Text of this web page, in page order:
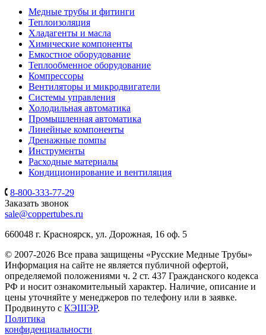
Медные трубы и фитинги
Теплоизоляция
Хладагенты и масла
Химические компоненты
Емкостное оборудование
Теплообменное оборудование
Компрессоры
Вентиляторы и микродвигатели
Системы управления
Холодильная автоматика
Промышленная автоматика
Линейные компоненты
Дренажные помпы
Инструменты
Расходные материалы
Кондиционирование и вентиляция
8-800-333-77-29
Заказать звонок
sale@coppertubes.ru
660048 г. Красноярск, ул. Дорожная, 16 оф. 5
© 2007-2026 Все права защищены «Русские Медные Трубы»
Информация на сайте не является публичной офертой,
определяемой положениями ч. 2 ст. 437 Гражданского кодекса
РФ и носит ознакомительный характер. Наличие, описание и
цены уточняйте у менеджеров по телефону или в заявке.
Продвинуто с КЭШЭР.
Политика
конфиденциальности